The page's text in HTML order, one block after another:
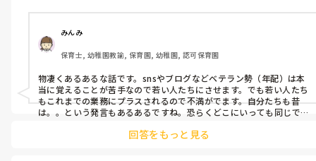
ちなみに11年目の私と、8年目、4年目の後輩3人でこれをやって
ベテランの先生たちはいつも椅子に座って週案など個人の仕事を
したり愚痴を言ったり。
園長に分担制やいらないものは廃止など、色々と考えてほしいと
伝えましたが、それを園長が提案すると、ベテランの先生たちは
「昔は私たちもやってたんだからやって当たり前。」
これが普通なんでしょうか。。転職したほうがいいのかなぁ
みんみ
保育士, 幼稚園教諭, 保育園, 幼稚園, 認可保育園
物凄くあるあるな話です。snsやブログなどベテラン勢（年配）は本
当に覚えることが苦手なので若い人たちにさせます。でも若い人たち
もこれまでの業務にプラスされるので不満がでます。自分たちも昔
は。。という発言もあるあるですね。恐らくどこにいっても同じで
いいはその通りなのですが、特にIT関係は全くイメージわかないど
回答をもっと見る